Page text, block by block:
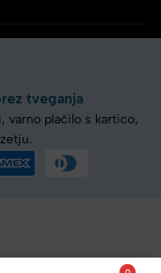
tveganja
varno plačilo s kartico,